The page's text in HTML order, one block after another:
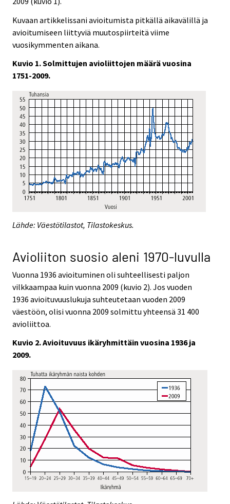
Kuvaan artikkelissani avioitumista pitkällä aikavälillä ja
avioitumiseen liittyviä muutospiirteitä viime
vuosikymmenten aikana.
Kuvio 1. Solmittujen avioliittojen määrä vuosina
1751-2009.
Lähde: Väestötilastot, Tilastokeskus.
Avioliiton suosio aleni 1970-luvulla
Vuonna 1936 avioituminen oli suhteellisesti paljon
vilkkaampaa kuin vuonna 2009 (kuvio 2). Jos vuoden
1936 avioituvuuslukuja suhteutetaan vuoden 2009
väestöön, olisi vuonna 2009 solmittu yhteensä 31 400
avioliittoa.
Kuvio 2. Avioituvuus ikäryhmittäin vuosina 1936 ja
2009.